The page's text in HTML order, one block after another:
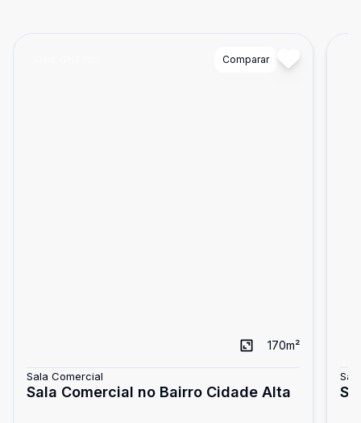
Comparar
170m²
Sala Comercial
Sala Comercial no Bairro Cidade Alta